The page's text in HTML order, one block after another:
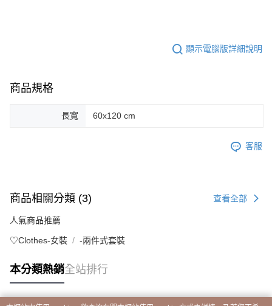
顯示電腦版詳細說明
商品規格
長寬 60x120 cm
客服
商品相關分類 (3) 查看全部
人氣商品推薦
♡Clothes-女裝 -兩件式套裝
本分類熱銷全站排行